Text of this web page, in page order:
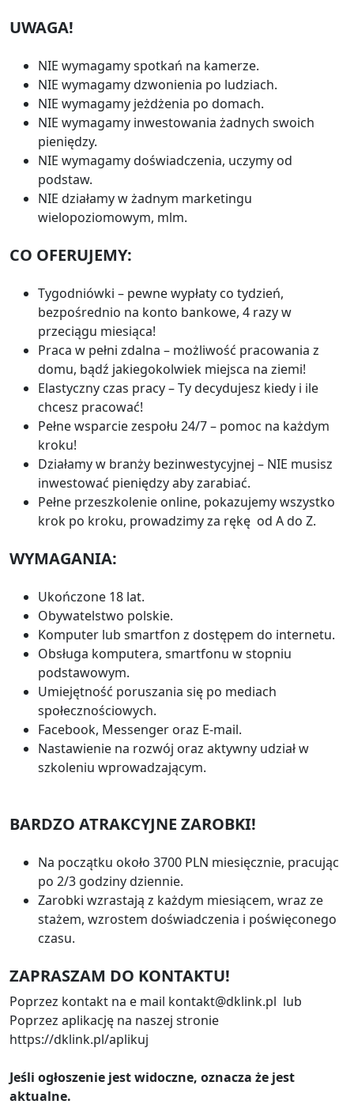
UWAGA!
NIE wymagamy spotkań na kamerze.
NIE wymagamy dzwonienia po ludziach.
NIE wymagamy jeżdżenia po domach.
NIE wymagamy inwestowania żadnych swoich
pieniędzy.
NIE wymagamy doświadczenia, uczymy od
podstaw.
NIE działamy w żadnym marketingu
wielopoziomowym, mlm.
CO OFERUJEMY:
Tygodniówki – pewne wypłaty co tydzień,
bezpośrednio na konto bankowe, 4 razy w
przeciągu miesiąca!
Praca w pełni zdalna – możliwość pracowania z
domu, bądź jakiegokolwiek miejsca na ziemi!
Elastyczny czas pracy – Ty decydujesz kiedy i ile
chcesz pracować!
Pełne wsparcie zespołu 24/7 – pomoc na każdym
kroku!
Działamy w branży bezinwestycyjnej – NIE musisz
inwestować pieniędzy aby zarabiać.
Pełne przeszkolenie online, pokazujemy wszystko
krok po kroku, prowadzimy za rękę od A do Z.
WYMAGANIA:
Ukończone 18 lat.
Obywatelstwo polskie.
Komputer lub smartfon z dostępem do internetu.
Obsługa komputera, smartfonu w stopniu
podstawowym.
Umiejętność poruszania się po mediach
społecznościowych.
Facebook, Messenger oraz E-mail.
Nastawienie na rozwój oraz aktywny udział w
szkoleniu wprowadzającym.
BARDZO ATRAKCYJNE ZAROBKI!
Na początku około 3700 PLN miesięcznie, pracując
po 2/3 godziny dziennie.
Zarobki wzrastają z każdym miesiącem, wraz ze
stażem, wzrostem doświadczenia i poświęconego
czasu.
ZAPRASZAM DO KONTAKTU!
Poprzez kontakt na e mail kontakt@dklink.pl lub
Poprzez aplikację na naszej stronie
https://dklink.pl/aplikuj
Jeśli ogłoszenie jest widoczne, oznacza że jest
aktualne.